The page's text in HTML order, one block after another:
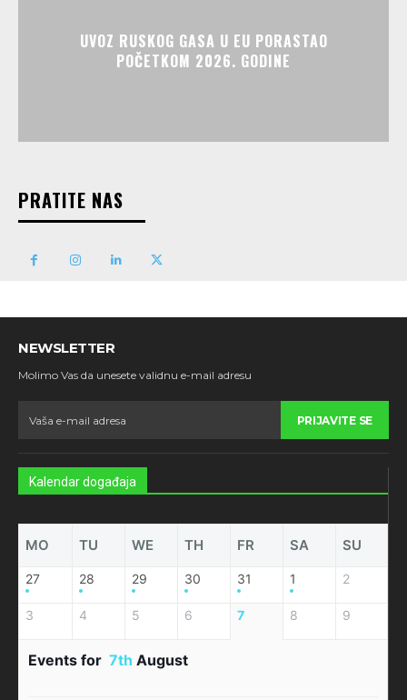
UVOZ RUSKOG GASA U EU PORASTAO
POČETKOM 2026. GODINE
PRATITE NAS
NEWSLETTER
Molimo Vas da unesete validnu e-mail adresu
PRIJAVITE SE
Kalendar događaja
MO TU WE TH FR SA SU
27 28 29 30 31 1 2
3 4 5 6 7 8 9
Events for 7th August